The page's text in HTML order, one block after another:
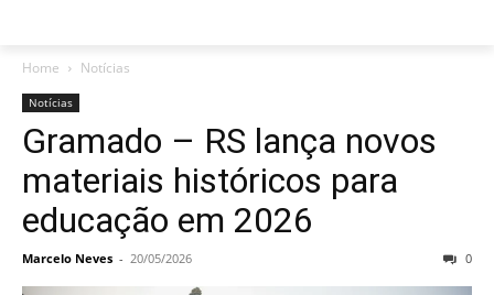
Home Notícias
Notícias
Gramado – RS lança novos
materiais históricos para
educação em 2026
Marcelo Neves - 20/05/2026 0